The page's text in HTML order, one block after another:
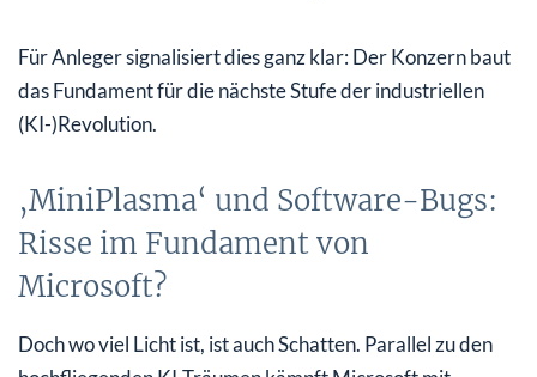
Für Anleger signalisiert dies ganz klar: Der Konzern baut
das Fundament für die nächste Stufe der industriellen
(KI-)Revolution.
‚MiniPlasma‘ und Software-Bugs:
Risse im Fundament von
Microsoft?
Doch wo viel Licht ist, ist auch Schatten. Parallel zu den